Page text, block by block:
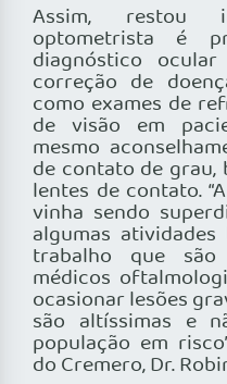
Assim, restou
optometrista é
diagnóstico
correção de
como exames de
de visão em
mesmo
de contato de grau,
lentes de contato.
vinha sendo
algumas
trabalho que
médicos
ocasionar lesões
são altíssimas e
população em
do Cremero, Dr.